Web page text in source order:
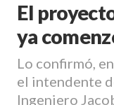
El
ya
Lo confirmó,
el intendente
Ingeniero